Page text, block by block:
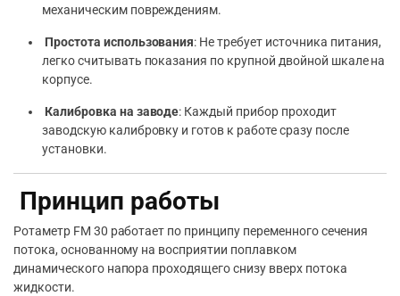
механическим повреждениям.
Простота использования: Не требует источника питания,
легко считывать показания по крупной двойной шкале на
корпусе.
Калибровка на заводе: Каждый прибор проходит
заводскую калибровку и готов к работе сразу после
установки.
Принцип работы
Ротаметр FM 30 работает по принципу переменного сечения
потока, основанному на восприятии поплавком
динамического напора проходящего снизу вверх потока
жидкости.